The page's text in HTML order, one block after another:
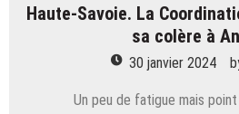
pour
déblayer
la
ferroviaire
Haute-Savoie. La
sa colère à
30 janvier 2024
Un peu de fatigue mais